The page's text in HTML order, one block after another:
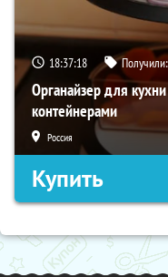
18:37:17 Получили:
Органайзер для
контейнерами
Россия
Купить